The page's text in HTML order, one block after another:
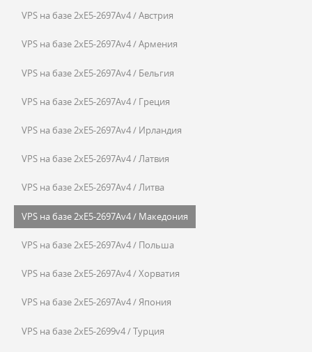
VPS на базе 2xE5-2697Av4 / Австрия
VPS на базе 2xE5-2697Av4 / Армения
VPS на базе 2xE5-2697Av4 / Бельгия
VPS на базе 2xE5-2697Av4 / Греция
VPS на базе 2xE5-2697Av4 / Ирландия
VPS на базе 2xE5-2697Av4 / Латвия
VPS на базе 2xE5-2697Av4 / Литва
VPS на базе 2xE5-2697Av4 / Македония
VPS на базе 2xE5-2697Av4 / Польша
VPS на базе 2xE5-2697Av4 / Хорватия
VPS на базе 2xE5-2697Av4 / Япония
VPS на базе 2xE5-2699v4 / Турция